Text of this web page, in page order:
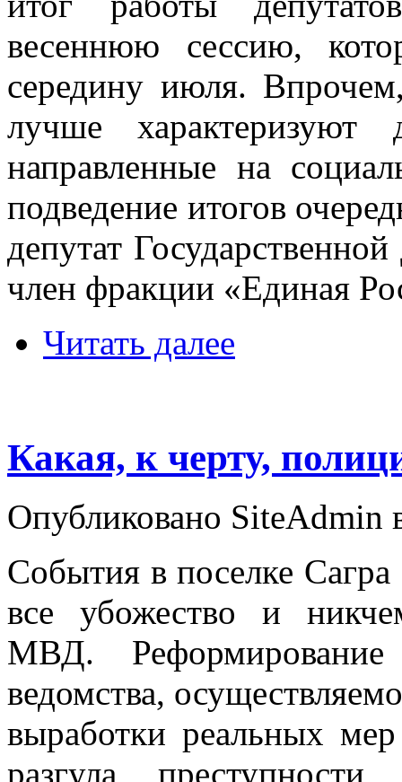
весеннюю сессию,
середину июля.
лучше
направленные на
подведение итогов
депутат
член фракции «Единая
Читать далее
Какая, к черту,
Опубликовано SiteAdmin
События в поселке
все убожество и
МВД. Реформирование
ведомства,
выработки реальных
разгула